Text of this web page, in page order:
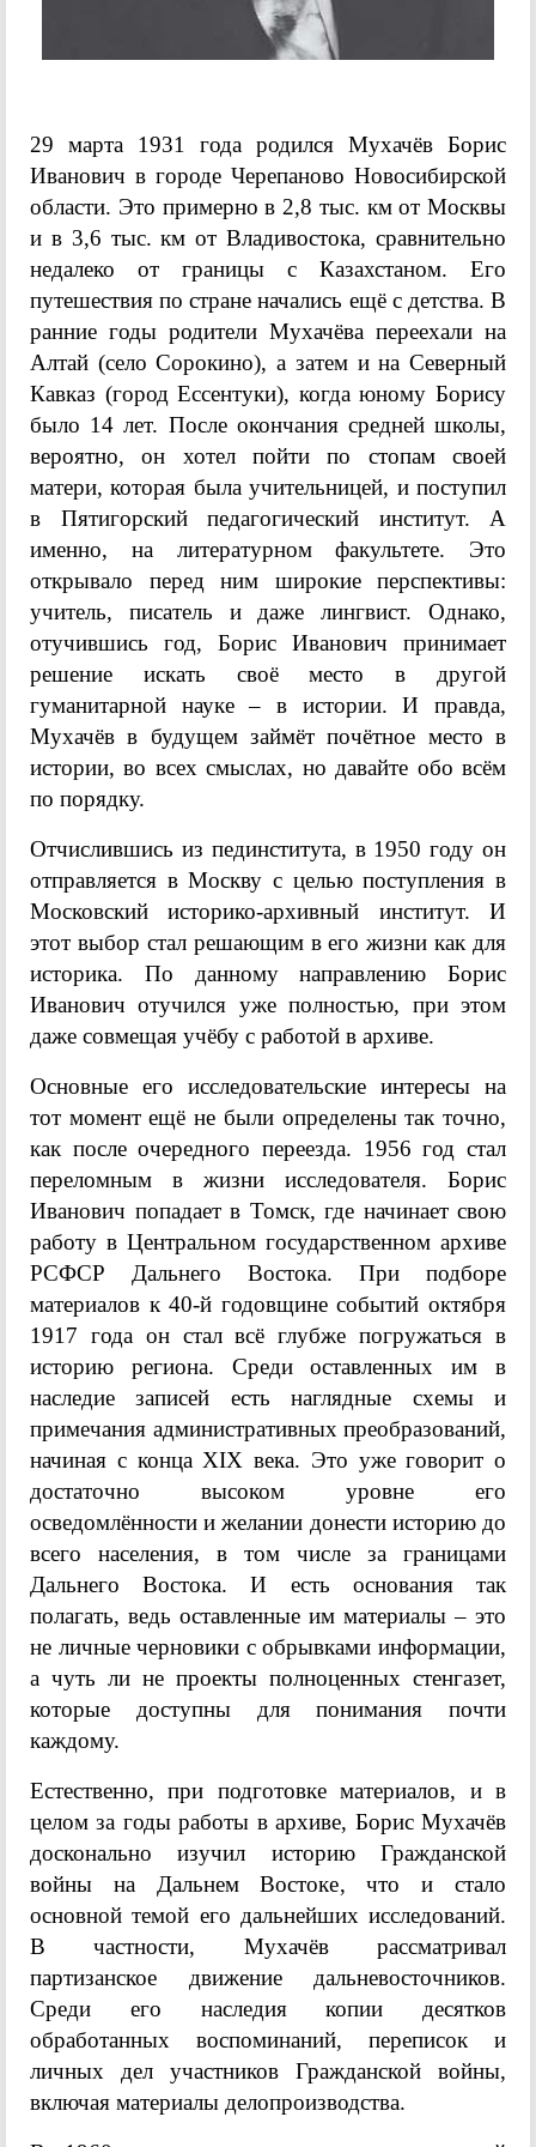
29 марта 1931 года родился Мухачёв Борис
Иванович в городе Черепаново Новосибирской
области. Это примерно в 2,8 тыс. км от Москвы
и в 3,6 тыс. км от Владивостока, сравнительно
недалеко от границы с Казахстаном. Его
путешествия по стране начались ещё с детства. В
ранние годы родители Мухачёва переехали на
Алтай (село Сорокино), а затем и на Северный
Кавказ (город Ессентуки), когда юному Борису
было 14 лет. После окончания средней школы,
вероятно, он хотел пойти по стопам своей
матери, которая была учительницей, и поступил
в Пятигорский педагогический институт. А
именно, на литературном факультете. Это
открывало перед ним широкие перспективы:
учитель, писатель и даже лингвист. Однако,
отучившись год, Борис Иванович принимает
решение искать своё место в другой
гуманитарной науке – в истории. И правда,
Мухачёв в будущем займёт почётное место в
истории, во всех смыслах, но давайте обо всём
по порядку.
Отчислившись из пединститута, в 1950 году он
отправляется в Москву с целью поступления в
Московский историко-архивный институт. И
этот выбор стал решающим в его жизни как для
историка. По данному направлению Борис
Иванович отучился уже полностью, при этом
даже совмещая учёбу с работой в архиве.
Основные его исследовательские интересы на
тот момент ещё не были определены так точно,
как после очередного переезда. 1956 год стал
переломным в жизни исследователя. Борис
Иванович попадает в Томск, где начинает свою
работу в Центральном государственном архиве
РСФСР Дальнего Востока. При подборе
материалов к 40-й годовщине событий октября
1917 года он стал всё глубже погружаться в
историю региона. Среди оставленных им в
наследие записей есть наглядные схемы и
примечания административных преобразований,
начиная с конца XIX века. Это уже говорит о
достаточно высоком уровне его
осведомлённости и желании донести историю до
всего населения, в том числе за границами
Дальнего Востока. И есть основания так
полагать, ведь оставленные им материалы – это
не личные черновики с обрывками информации,
а чуть ли не проекты полноценных стенгазет,
которые доступны для понимания почти
каждому.
Естественно, при подготовке материалов, и в
целом за годы работы в архиве, Борис Мухачёв
досконально изучил историю Гражданской
войны на Дальнем Востоке, что и стало
основной темой его дальнейших исследований.
В частности, Мухачёв рассматривал
партизанское движение дальневосточников.
Среди его наследия копии десятков
обработанных воспоминаний, переписок и
личных дел участников Гражданской войны,
включая материалы делопроизводства.